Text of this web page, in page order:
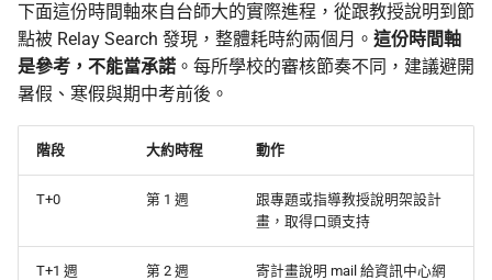
下面這份時間軸來自台師大的實際進程，從跟教授說明到節
點被 Relay Search 發現，整體耗時約兩個月。 這份時間軸
是參考，不能當承諾 。每所學校的審核節奏不同，建議避開
暑假、寒假與期中考前後。
階段 大約時程 動作
T+0 第 1 週
跟專題或指導教授說明架設計
畫，取得口頭支持
T+1 週 第 2 週
寄計畫說明 mail 給資訊中心網